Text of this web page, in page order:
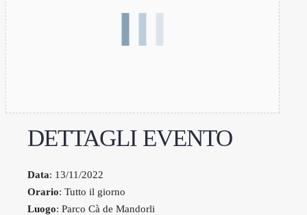
DETTAGLI EVENTO
Data: 13/11/2022
Orario: Tutto il giorno
Luogo: Parco Cà de Mandorli